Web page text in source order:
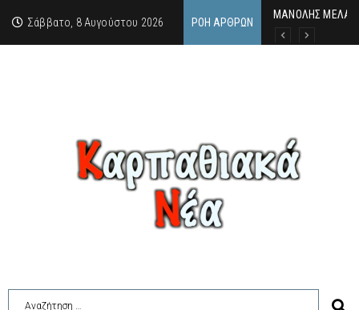
Σάββατο, 8 Αυγούστου 2026 ΡΟΉ ΆΡΘΡΩΝ
MΑΝΟΛΗΣ ΜΕΛΑΣ:
ΕΚΔΗΛΩΣΗ ΤΙΜΗΣ
Κάθε καλοκαίρι